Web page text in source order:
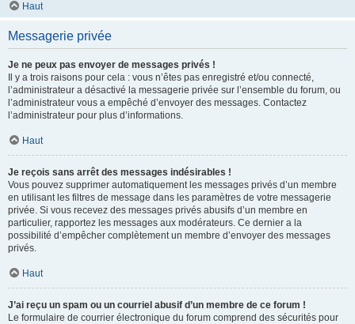
Haut
Messagerie privée
Je ne peux pas envoyer de messages privés !
Il y a trois raisons pour cela : vous n’êtes pas enregistré et/ou connecté,
l’administrateur a désactivé la messagerie privée sur l’ensemble du forum, ou
l’administrateur vous a empêché d’envoyer des messages. Contactez
l’administrateur pour plus d’informations.
Haut
Je reçois sans arrêt des messages indésirables !
Vous pouvez supprimer automatiquement les messages privés d’un membre
en utilisant les filtres de message dans les paramètres de votre messagerie
privée. Si vous recevez des messages privés abusifs d’un membre en
particulier, rapportez les messages aux modérateurs. Ce dernier a la
possibilité d’empêcher complètement un membre d’envoyer des messages
privés.
Haut
J’ai reçu un spam ou un courriel abusif d’un membre de ce forum !
Le formulaire de courrier électronique du forum comprend des sécurités pour